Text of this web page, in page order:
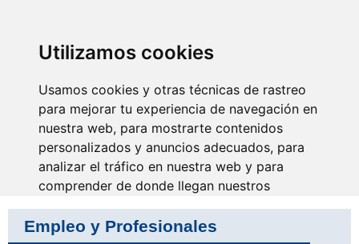
Utilizamos cookies
Usamos cookies y otras técnicas de rastreo
para mejorar tu experiencia de navegación en
nuestra web, para mostrarte contenidos
personalizados y anuncios adecuados, para
analizar el tráfico en nuestra web y para
comprender de donde llegan nuestros
visitantes.
Surcando caminos
Empleo y Profesionales